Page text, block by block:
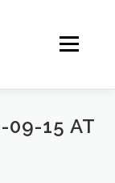
Izbornik
09-15 AT